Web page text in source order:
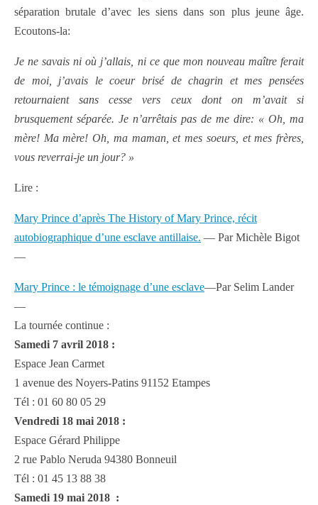
séparation brutale d’avec les siens dans son plus jeune âge.
Ecoutons-la:
Je ne savais ni où j’allais, ni ce que mon nouveau maître ferait
de moi, j’avais le coeur brisé de chagrin et mes pensées
retournaient sans cesse vers ceux dont on m’avait si
brusquement séparée. Je n’arrêtais pas de me dire: « Oh, ma
mère! Ma mère! Oh, ma maman, et mes soeurs, et mes frères,
vous reverrai-je un jour? »
Lire :
Mary Prince d’après The History of Mary Prince, récit
autobiographique d’une esclave antillaise. — Par Michèle Bigot
—
Mary Prince : le témoignage d’une esclave—Par Selim Lander
—
La tournée continue :
Samedi 7 avril 2018 :
Espace Jean Carmet
1 avenue des Noyers-Patins 91152 Etampes
Tél : 01 60 80 05 29
Vendredi 18 mai 2018 :
Espace Gérard Philippe
2 rue Pablo Neruda 94380 Bonneuil
Tél : 01 45 13 88 38
Samedi 19 mai 2018 :